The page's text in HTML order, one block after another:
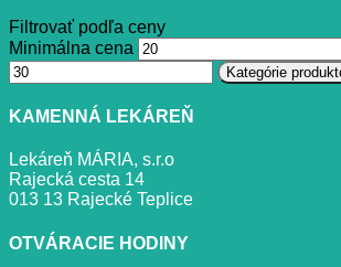
Filtrovať podľa ceny
Minimálna cena
Kategórie
KAMENNÁ LEKÁREŇ
Lekáreň MÁRIA, s.r.o
Rajecká cesta 14
013 13 Rajecké Teplice
OTVÁRACIE HODINY